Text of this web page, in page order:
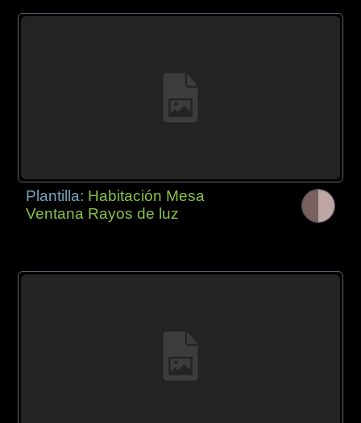
Plantilla: Habitación Mesa
Ventana Rayos de luz